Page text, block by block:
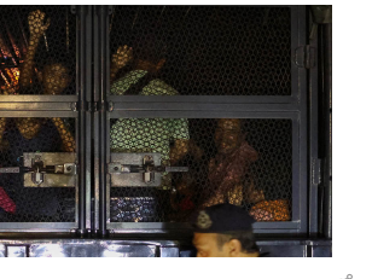
นขายของลิขสิทธิ์ของทีม) คืออีกหนึ่ง
ใหญ่คุ้นเคยและได้รับการต่อยอดจากอีส